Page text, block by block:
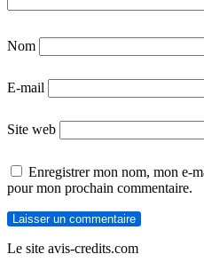
Nom
E-mail
Site web
Enregistrer mon nom, mon e-
pour mon prochain commentaire.
Le site avis-credits.com